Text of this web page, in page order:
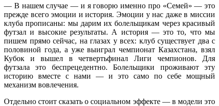
— В нашем случае — и я говорю именно про «Семей» — это
прежде всего эмоции и история. Эмоции у нас даже в миссии
клуба прописаны: мы дарим их болельщикам через красивый
футзал и высокие результаты. А история — это то, что мы
пишем прямо сейчас, на глазах у всех: клуб существует два с
половиной года, а уже выиграл чемпионат Казахстана, взял
Кубок и вышел в четвертьфинал Лиги чемпионов. Для
футзала это беспрецедентно. Болельщики проживают эту
историю вместе с нами — и это само по себе мощный
механизм вовлечения.
Отдельно стоит сказать о социальном эффекте — в модели это